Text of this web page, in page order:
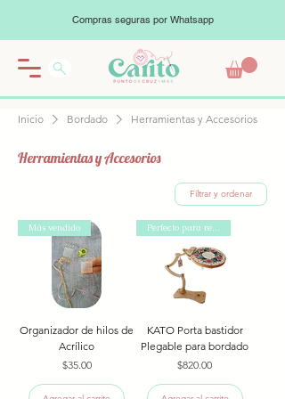
Compras seguras por Whatsapp
Inicio Bordado Herramientas y Accesorios
Herramientas y Accesorios
Filtrar y ordenar
Más vendido
Organizador de hilos de
Acrílico
Precio
$35.00
Perfecto para regalo
KATO Porta bastidor
Plegable para bordado
Precio
$820.00